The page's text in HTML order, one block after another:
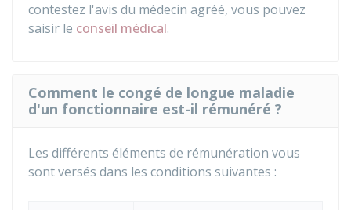
contestez l'avis du médecin agréé, vous pouvez
saisir le conseil médical.
Comment le congé de longue maladie
d'un fonctionnaire est-il rémunéré ?
Les différents éléments de rémunération vous
sont versés dans les conditions suivantes :